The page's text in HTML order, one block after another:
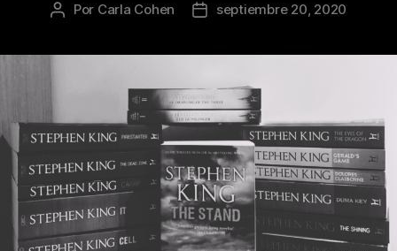
Autor
Por Carla Cohen
Fechaseptiembre 20, 2020